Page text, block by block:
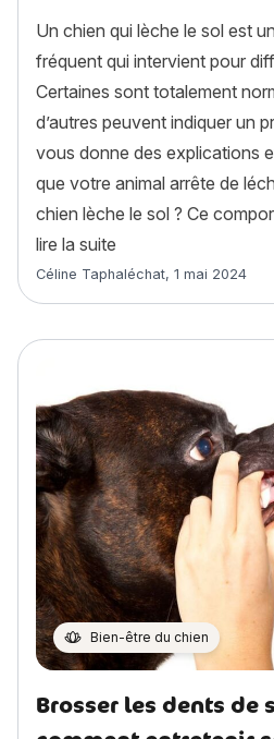
Un chien qui lèche le sol est
fréquent qui intervient pour
Certaines sont totalement
d’autres peuvent indiquer un
vous donne des explications
que votre animal arrête de
chien lèche le sol ? Ce
lire la suite
Article rédigé par
Céline Taphaléchat, 1 mai 2024
Bien-être du chien
Brosser les dents de